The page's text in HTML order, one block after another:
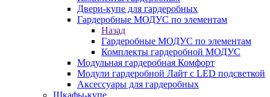
Двери-купе для гардеробных
Гардеробные МОДУС по элементам
Назад
Гардеробные МОДУС по элементам
Комплекты гардеробной МОДУС
Модульная гардеробная Комфорт
Модули гардеробной Лайт с LED подсветкой
Аксессуары для гардеробных
Шкафы-купе